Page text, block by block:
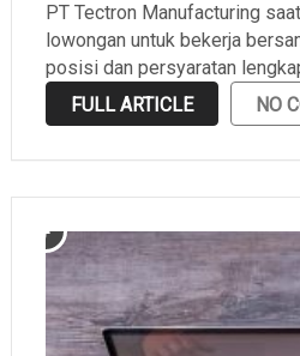
PT Tectron Manufacturing
lowongan untuk bekerja
posisi dan persyaratan
FULL ARTICLE
NO